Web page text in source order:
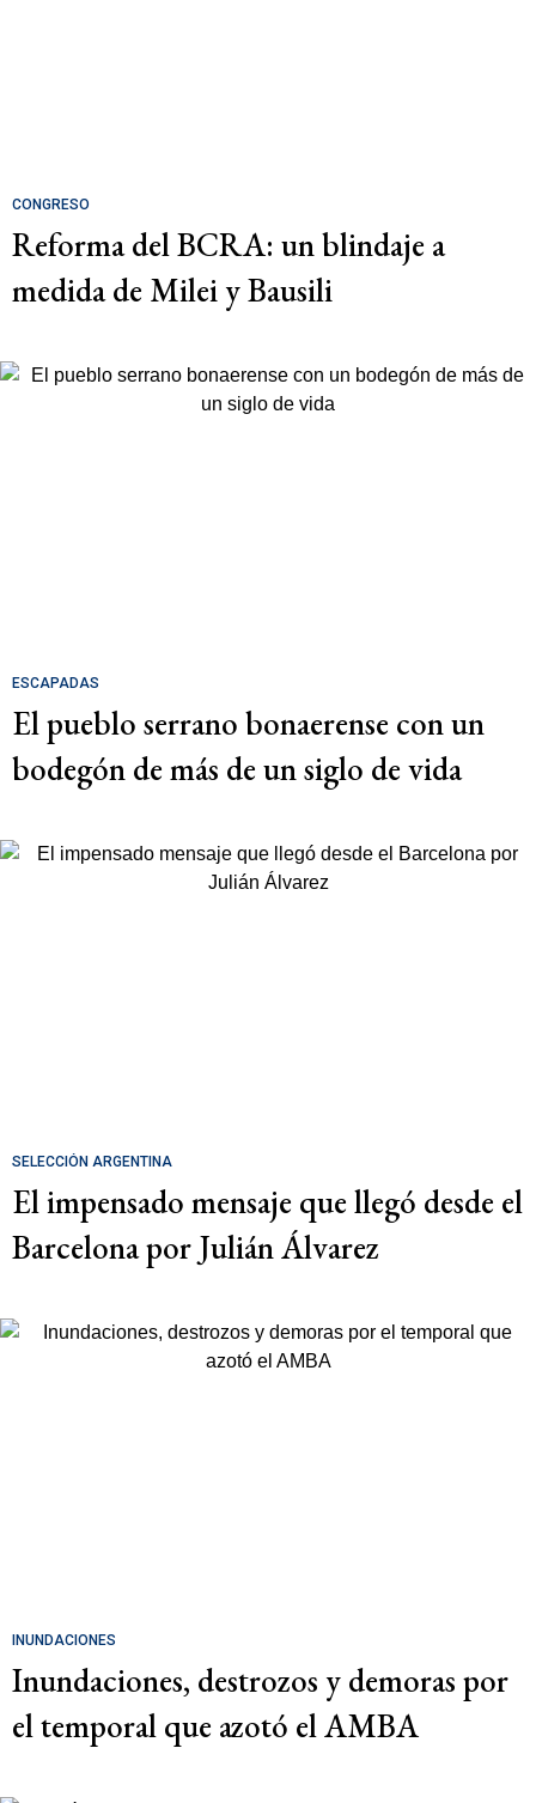
CONGRESO
Reforma del BCRA: un blindaje a
medida de Milei y Bausili
ESCAPADAS
El pueblo serrano bonaerense con un
bodegón de más de un siglo de vida
SELECCIÓN ARGENTINA
El impensado mensaje que llegó desde el
Barcelona por Julián Álvarez
INUNDACIONES
Inundaciones, destrozos y demoras por
el temporal que azotó el AMBA